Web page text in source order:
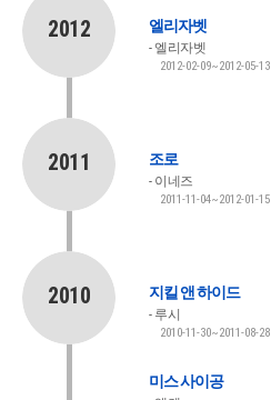
2012 엘리자벳
엘리자벳
2012-02-09~2012-05-13
2011 조로
이네즈
2011-11-04~2012-01-15
2010 지킬 앤 하이드
루시
2010-11-30~2011-08-28
미스 사이공